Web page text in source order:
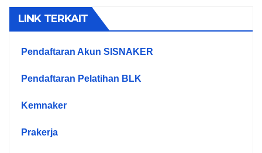
LINK TERKAIT
Pendaftaran Akun SISNAKER
Pendaftaran Pelatihan BLK
Kemnaker
Prakerja